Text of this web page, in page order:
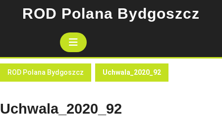
ROD Polana Bydgoszcz
Open
Button
ROD Polana Bydgoszcz Uchwala_2020_92
Uchwala_2020_92